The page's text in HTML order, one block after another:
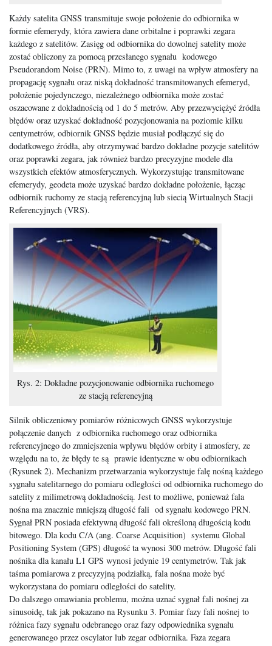
Każdy satelita GNSS transmituje swoje położenie do odbiornika w
formie efemerydy, która zawiera dane orbitalne i poprawki zegara
każdego z satelitów. Zasięg od odbiornika do dowolnej satelity może
zostać obliczony za pomocą przesłanego sygnału kodowego
Pseudorandom Noise (PRN). Mimo to, z uwagi na wpływ atmosfery na
propagację sygnału oraz niską dokładność transmitowanych efemeryd,
położenie pojedynczego, niezależnego odbiornika może zostać
oszacowane z dokładnością od 1 do 5 metrów. Aby przezwyciężyć źródła
błędów oraz uzyskać dokładność pozycjonowania na poziomie kilku
centymetrów, odbiornik GNSS będzie musiał podłączyć się do
dodatkowego źródła, aby otrzymywać bardzo dokładne pozycje satelitów
oraz poprawki zegara, jak również bardzo precyzyjne modele dla
wszystkich efektów atmosferycznych. Wykorzystując transmitowane
efemerydy, geodeta może uzyskać bardzo dokładne położenie, łącząc
odbiornik ruchomy ze stacją referencyjną lub siecią Wirtualnych Stacji
Referencyjnych (VRS).
Rys. 2: Dokładne pozycjonowanie odbiornika ruchomego
ze stacją referencyjną
Silnik obliczeniowy pomiarów różnicowych GNSS wykorzystuje
połączenie danych z odbiornika ruchomego oraz odbiornika
referencyjnego do zmniejszenia wpływu błędów orbity i atmosfery, ze
względu na to, że błędy te są prawie identyczne w obu odbiornikach
(Rysunek 2). Mechanizm przetwarzania wykorzystuje falę nośną każdego
sygnału satelitarnego do pomiaru odległości od odbiornika ruchomego do
satelity z milimetrową dokładnością. Jest to możliwe, ponieważ fala
nośna ma znacznie mniejszą długość fali od sygnału kodowego PRN.
Sygnał PRN posiada efektywną długość fali określoną długością kodu
bitowego. Dla kodu C/A (ang. Coarse Acquisition) systemu Global
Positioning System (GPS) długość ta wynosi 300 metrów. Długość fali
nośnika dla kanału L1 GPS wynosi jedynie 19 centymetrów. Tak jak
taśma pomiarowa z precyzyjną podziałką, fala nośna może być
wykorzystana do pomiaru odległości do satelity.
Do dalszego omawiania problemu, można uznać sygnał fali nośnej za
sinusoidę, tak jak pokazano na Rysunku 3. Pomiar fazy fali nośnej to
różnica fazy sygnału odebranego oraz fazy odpowiednika sygnału
generowanego przez oscylator lub zegar odbiornika. Faza zegara